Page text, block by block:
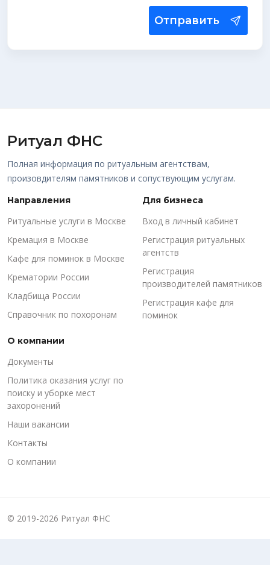
Отправить
Ритуал ФНС
Полная информация по ритуальным агентствам,
произовдителям памятников и сопуствующим услугам.
Направления
Ритуальные услуги в Москве
Кремация в Москве
Кафе для поминок в Москве
Крематории России
Кладбища России
Справочник по похоронам
Для бизнеса
Вход в личный кабинет
Регистрация ритуальных
агентств
Регистрация
производителей памятников
Регистрация кафе для
поминок
О компании
Документы
Политика оказания услуг по
поиску и уборке мест
захоронений
Наши вакансии
Контакты
О компании
© 2019-2026 Ритуал ФНС